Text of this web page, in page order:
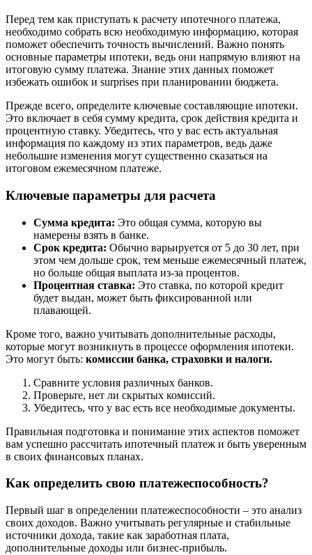
Перед тем как приступать к расчету ипотечного платежа,
необходимо собрать всю необходимую информацию, которая
поможет обеспечить точность вычислений. Важно понять
основные параметры ипотеки, ведь они напрямую влияют на
итоговую сумму платежа. Знание этих данных поможет
избежать ошибок и surprises при планировании бюджета.
Прежде всего, определите ключевые составляющие ипотеки.
Это включает в себя сумму кредита, срок действия кредита и
процентную ставку. Убедитесь, что у вас есть актуальная
информация по каждому из этих параметров, ведь даже
небольшие изменения могут существенно сказаться на
итоговом ежемесячном платеже.
Ключевые параметры для расчета
Сумма кредита: Это общая сумма, которую вы
намерены взять в банке.
Срок кредита: Обычно варьируется от 5 до 30 лет, при
этом чем дольше срок, тем меньше ежемесячный платеж,
но больше общая выплата из-за процентов.
Процентная ставка: Это ставка, по которой кредит
будет выдан, может быть фиксированной или
плавающей.
Кроме того, важно учитывать дополнительные расходы,
которые могут возникнуть в процессе оформления ипотеки.
Это могут быть: комиссии банка, страховки и налоги.
Сравните условия различных банков.
Проверьте, нет ли скрытых комиссий.
Убедитесь, что у вас есть все необходимые документы.
Правильная подготовка и понимание этих аспектов поможет
вам успешно рассчитать ипотечный платеж и быть уверенным
в своих финансовых планах.
Как определить свою платежеспособность?
Первый шаг в определении платежеспособности – это анализ
своих доходов. Важно учитывать регулярные и стабильные
источники дохода, такие как заработная плата,
дополнительные доходы или бизнес-прибыль.